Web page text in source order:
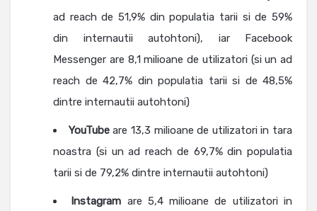
ad reach de 51,9% din populatia tarii si de 59%
din internautii autohtoni), iar Facebook
Messenger are 8,1 milioane de utilizatori (si un ad
reach de 42,7% din populatia tarii si de 48,5%
dintre internautii autohtoni)
YouTubeare 13,3 milioane de utilizatori in tara
noastra (si un ad reach de 69,7% din populatia
tarii si de 79,2% dintre internautii autohtoni)
Instagram are 5,4 milioane de utilizatori in